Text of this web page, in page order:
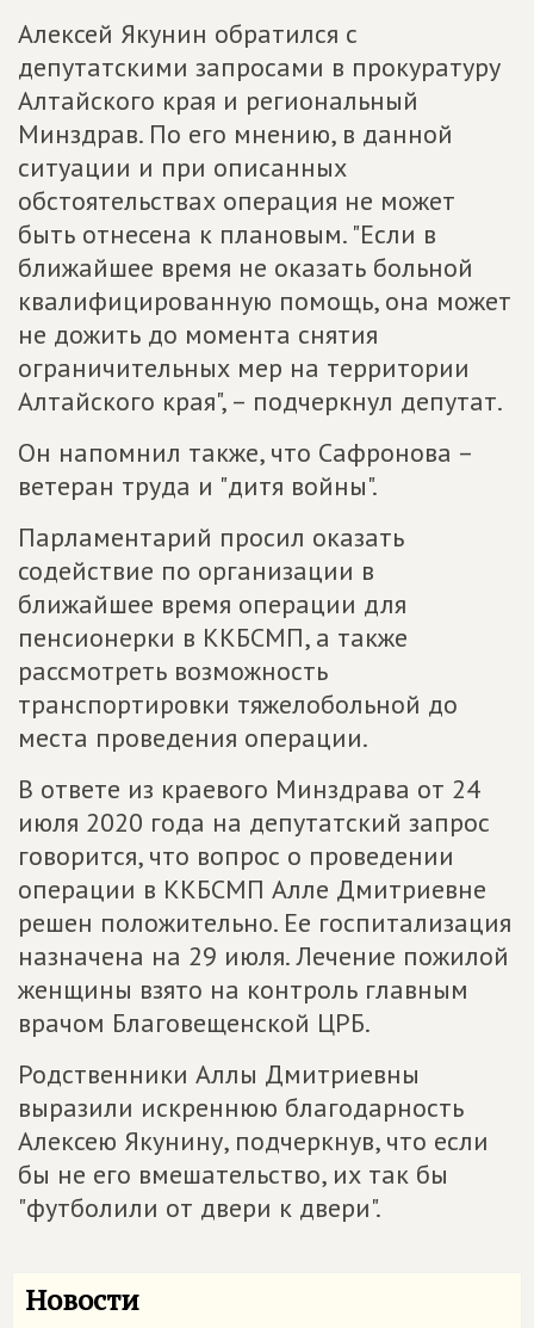
Алексей Якунин обратился с
депутатскими запросами в прокуратуру
Алтайского края и региональный
Минздрав. По его мнению, в данной
ситуации и при описанных
обстоятельствах операция не может
быть отнесена к плановым. "Если в
ближайшее время не оказать больной
квалифицированную помощь, она может
не дожить до момента снятия
ограничительных мер на территории
Алтайского края", – подчеркнул депутат.
Он напомнил также, что Сафронова –
ветеран труда и "дитя войны".
Парламентарий просил оказать
содействие по организации в
ближайшее время операции для
пенсионерки в ККБСМП, а также
рассмотреть возможность
транспортировки тяжелобольной до
места проведения операции.
В ответе из краевого Минздрава от 24
июля 2020 года на депутатский запрос
говорится, что вопрос о проведении
операции в ККБСМП Алле Дмитриевне
решен положительно. Ее госпитализация
назначена на 29 июля. Лечение пожилой
женщины взято на контроль главным
врачом Благовещенской ЦРБ.
Родственники Аллы Дмитриевны
выразили искреннюю благодарность
Алексею Якунину, подчеркнув, что если
бы не его вмешательство, их так бы
"футболили от двери к двери".
Новости